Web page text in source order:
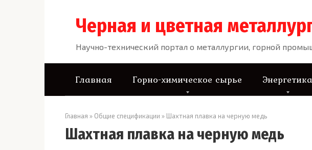
Черная и цветная
Научно-технический портал о металлургии, горной
Главная Горно-химическое сырье Энергетика
Главная » Общие спецификации » Шахтная плавка на черную медь
Шахтная плавка на черную медь